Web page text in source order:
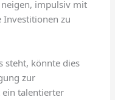
impulsiv mit
Investitionen zu
steht, könnte dies
zur
talentierter